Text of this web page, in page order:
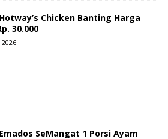
Chicken Banting Harga
30.000
2026
SeMangat 1 Porsi Ayam